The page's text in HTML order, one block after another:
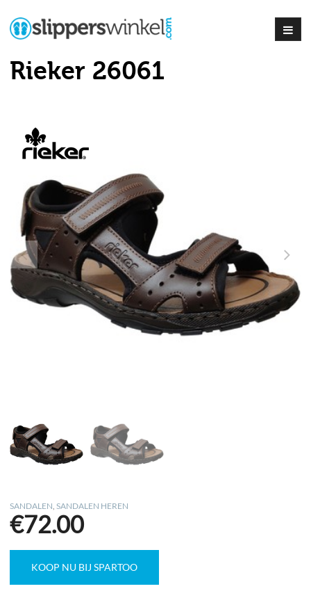
Rieker 26061
SANDALEN ,SANDALEN HEREN
€72.00
KOOP NU BIJ SPARTOO